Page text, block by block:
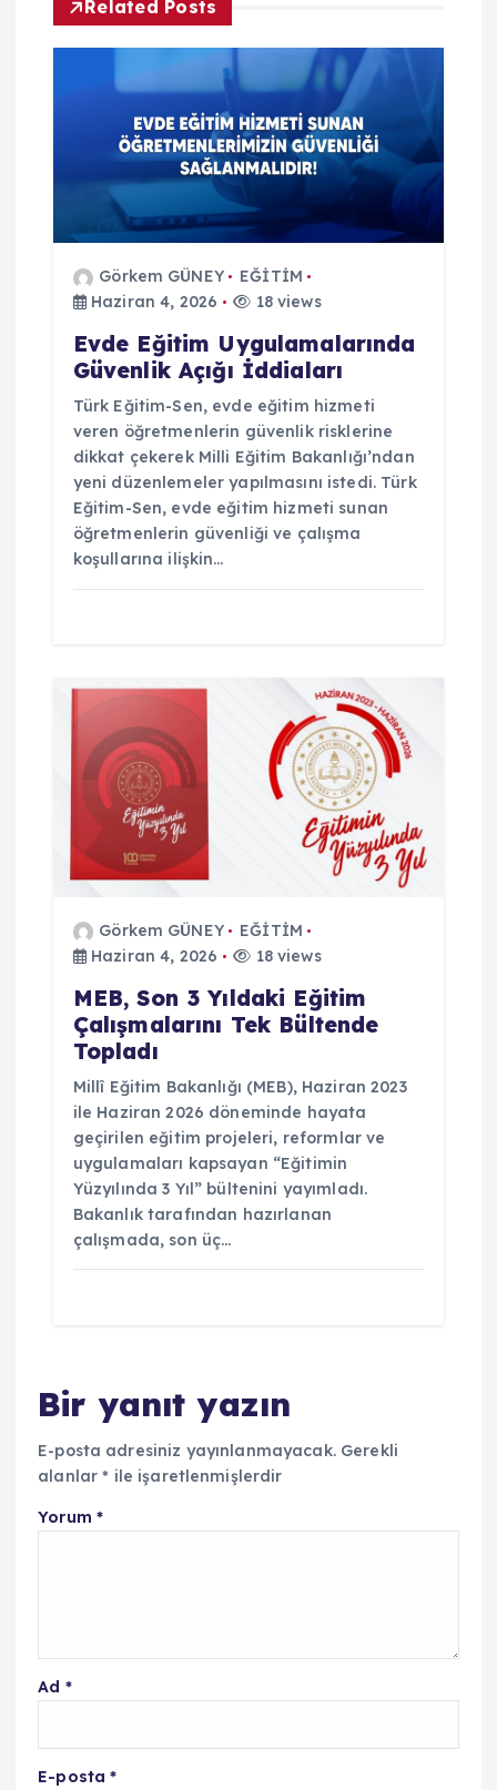
n
m
e
Related Posts
Görkem GÜNEY
EĞİTİM
Haziran 4, 2026
18 views
Evde Eğitim Uygulamalarında
Güvenlik Açığı İddiaları
Türk Eğitim-Sen, evde eğitim hizmeti
veren öğretmenlerin güvenlik risklerine
dikkat çekerek Milli Eğitim Bakanlığı’ndan
yeni düzenlemeler yapılmasını istedi. Türk
Eğitim-Sen, evde eğitim hizmeti sunan
öğretmenlerin güvenliği ve çalışma
koşullarına ilişkin…
Görkem GÜNEY
EĞİTİM
Haziran 4, 2026
18 views
MEB, Son 3 Yıldaki Eğitim
Çalışmalarını Tek Bültende
Topladı
Millî Eğitim Bakanlığı (MEB), Haziran 2023
ile Haziran 2026 döneminde hayata
geçirilen eğitim projeleri, reformlar ve
uygulamaları kapsayan “Eğitimin
Yüzyılında 3 Yıl” bültenini yayımladı.
Bakanlık tarafından hazırlanan
çalışmada, son üç…
Bir yanıt yazın
E-posta adresiniz yayınlanmayacak. Gerekli
alanlar* ile işaretlenmişlerdir
Yorum *
Ad *
E-posta*